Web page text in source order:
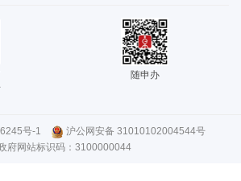
随申办
号-1
沪公网安备 31010102004544号
府网站标识码：3100000044